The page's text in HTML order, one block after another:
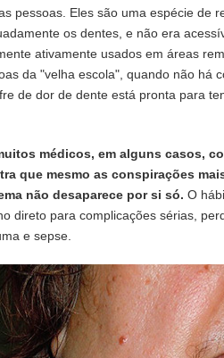
pessoas. Eles são uma espécie de
os dentes, e não era
ativamente usados ​​em áreas
da "velha escola", quando não há
de dor de dente está pronta para
médicos, em alguns casos,
que mesmo as conspirações
não desaparece por si só. O
direto para complicações sérias,
e sepse.